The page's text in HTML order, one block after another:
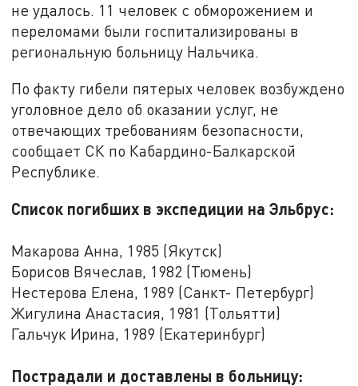
не удалось. 11 человек с обморожением и
переломами были госпитализированы в
региональную больницу Нальчика.
По факту гибели пятерых человек возбуждено
уголовное дело об оказании услуг, не
отвечающих требованиям безопасности,
сообщает СК по Кабардино-Балкарской
Республике.
Список погибших в экспедиции на Эльбрус:
Макарова Анна, 1985 (Якутск)
Борисов Вячеслав, 1982 (Тюмень)
Нестерова Елена, 1989 (Санкт- Петербург)
Жигулина Анастасия, 1981 (Тольятти)
Гальчук Ирина, 1989 (Екатеринбург)
Пострадали и доставлены в больницу: